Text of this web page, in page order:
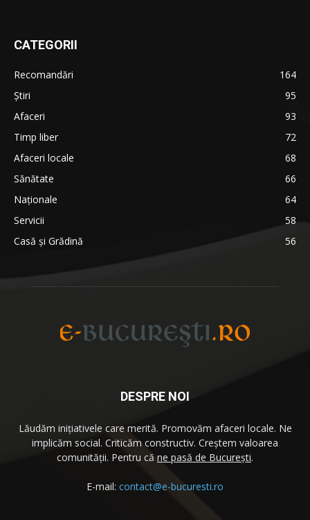
CATEGORII
Recomandări
164
Știri
95
Afaceri
93
Timp liber
72
Afaceri locale
68
Sănătate
66
Naționale
64
Servicii
58
Casă și Grădină
56
DESPRE NOI
Lăudăm iniţiativele care merită. Promovăm afaceri locale. Ne
implicăm social. Criticăm constructiv. Creştem valoarea
comunităţii. Pentru că ne pasă de București.
E-mail: contact@e-bucuresti.ro